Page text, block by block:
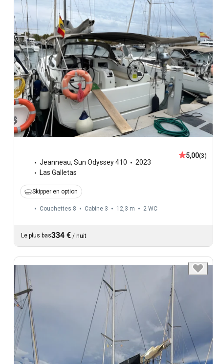
Jeanneau, Sun Odyssey 410
2023
Las Galletas
5,00(3)
Skipper en option
Couchettes 8 Cabine 3 12,3 m 2 WC
Le plus bas334 € / nuit